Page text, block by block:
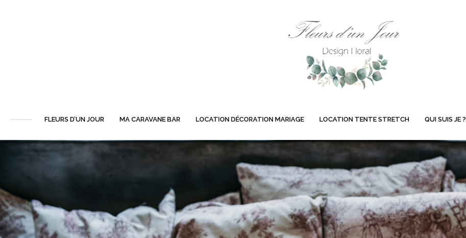
FLEURS D’UN JOUR MA CARAVANE BAR LOCATION DÉCORATION MARIAGE LOCATION TENTE STRETCH QUI SUIS JE ?